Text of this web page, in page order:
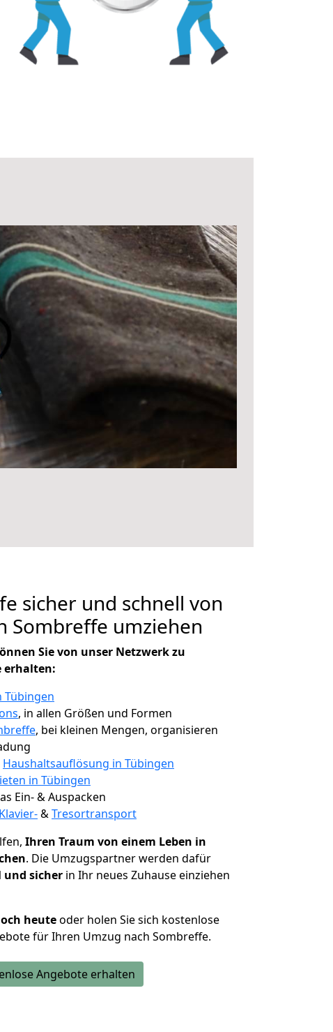
sicher und schnell von
Sombreffe umziehen
Sie von unser Netzwerk zu
erhalten:
Tübingen
, in allen Größen und Formen
, bei kleinen Mengen, organisieren
Haushaltsauflösung in Tübingen
in Tübingen
Ein- & Auspacken
Klavier-&Tresortransport
Ihren Traum von einem Leben in
. Die Umzugspartner werden dafür
und sicher in Ihr neues Zuhause einziehen
heuteoder holen Sie sich kostenlose
für Ihren Umzug nach Sombreffe.
Angebote erhalten